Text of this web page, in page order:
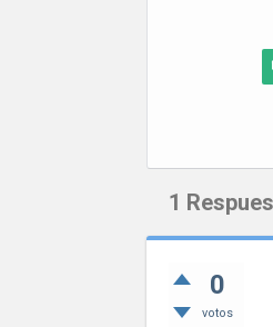
1
0
votos